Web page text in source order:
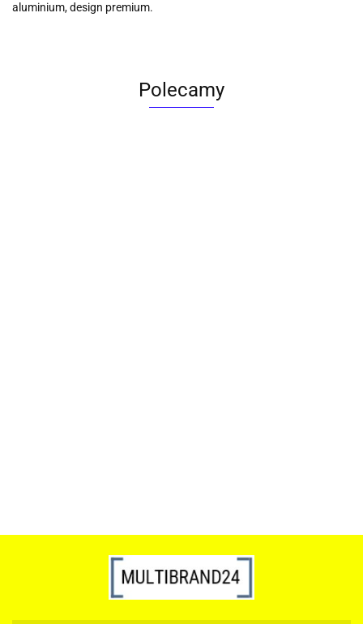
aluminium, design premium.
Polecamy